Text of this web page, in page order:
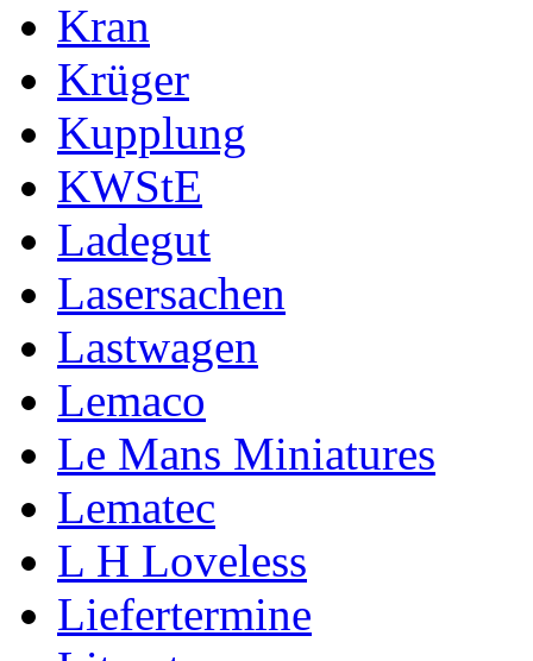
Kran
Krüger
Kupplung
KWStE
Ladegut
Lasersachen
Lastwagen
Lemaco
Le Mans Miniatures
Lematec
L H Loveless
Liefertermine